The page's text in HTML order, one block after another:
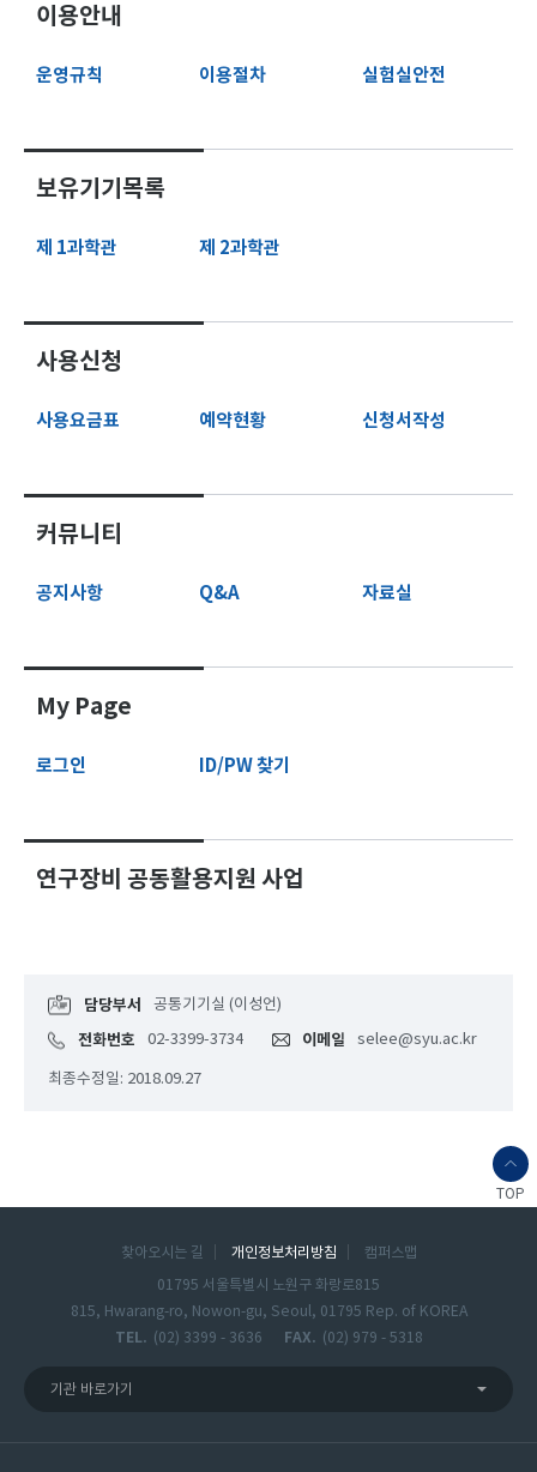
이용안내
운영규칙 이용절차 실험실안전
보유기기목록
제 1과학관 제 2과학관
사용신청
사용요금표 예약현황 신청서작성
커뮤니티
공지사항 Q&A 자료실
My Page
로그인 ID/PW 찾기
연구장비 공동활용지원 사업
담당부서 공통기기실 (이성언)
전화번호 02-3399-3734 이메일 selee@syu.ac.kr
최종수정일: 2018.09.27
TOP
찾아오시는 길 개인정보처리방침
캠퍼스맵
01795 서울특별시 노원구 화랑로815
815, Hwarang-ro, Nowon-gu, Seoul, 01795 Rep. of KOREA
TEL. (02) 3399 - 3636 FAX. (02) 979 - 5318
기관 바로가기